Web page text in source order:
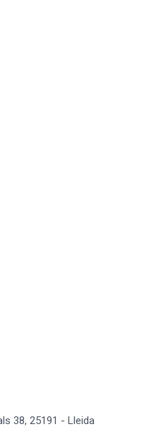
38, 25191 - Lleida